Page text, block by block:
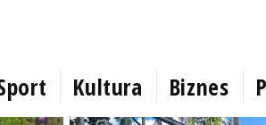
Kultura Biznes